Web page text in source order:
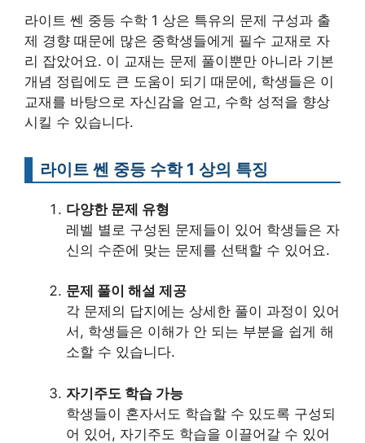
라이트 쎈 중등 수학 1 상은 특유의 문제 구성과 출
제 경향 때문에 많은 중학생들에게 필수 교재로 자
리 잡았어요. 이 교재는 문제 풀이뿐만 아니라 기본
개념 정립에도 큰 도움이 되기 때문에, 학생들은 이
교재를 바탕으로 자신감을 얻고, 수학 성적을 향상
시킬 수 있습니다.
라이트 쎈 중등 수학 1 상의 특징
다양한 문제 유형
레벨 별로 구성된 문제들이 있어 학생들은 자
신의 수준에 맞는 문제를 선택할 수 있어요.
문제 풀이 해설 제공
각 문제의 답지에는 상세한 풀이 과정이 있어
서, 학생들은 이해가 안 되는 부분을 쉽게 해
소할 수 있습니다.
자기주도 학습 가능
학생들이 혼자서도 학습할 수 있도록 구성되
어 있어, 자기주도 학습을 이끌어갈 수 있어